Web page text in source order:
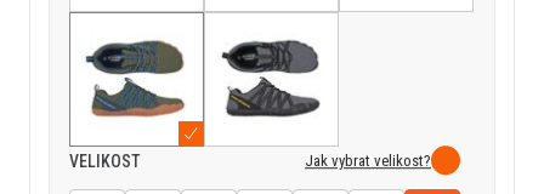
VELIKOST Jak vybrat velikost?